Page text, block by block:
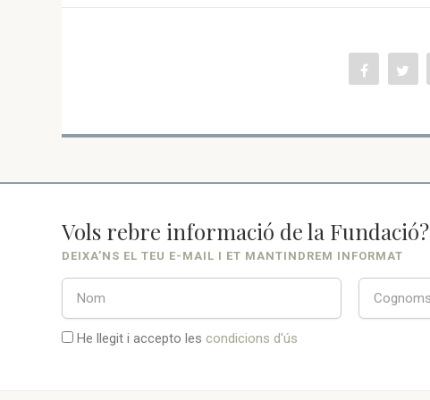
Vols rebre informació de la Fundació?
DEIXA’NS EL TEU E-MAIL I ET MANTINDREM INFORMAT
He llegit i accepto les condicions d'ús